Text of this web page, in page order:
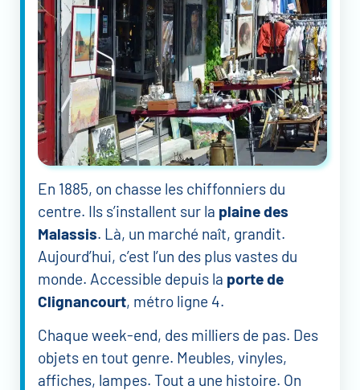
En 1885, on chasse les chiffonniers du
centre. Ils s’installent sur la plaine des
Malassis. Là, un marché naît, grandit.
Aujourd’hui, c’est l’un des plus vastes du
monde. Accessible depuis la porte de
Clignancourt, métro ligne 4.
Chaque week-end, des milliers de pas. Des
objets en tout genre. Meubles, vinyles,
affiches, lampes. Tout a une histoire. On